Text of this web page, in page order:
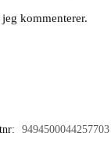
kommenterer.
9494500044257703